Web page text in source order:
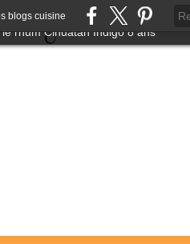
blogs cuisine
l'italienne aux notes de truffes
rhum Cihuatan Indigo 8 ans